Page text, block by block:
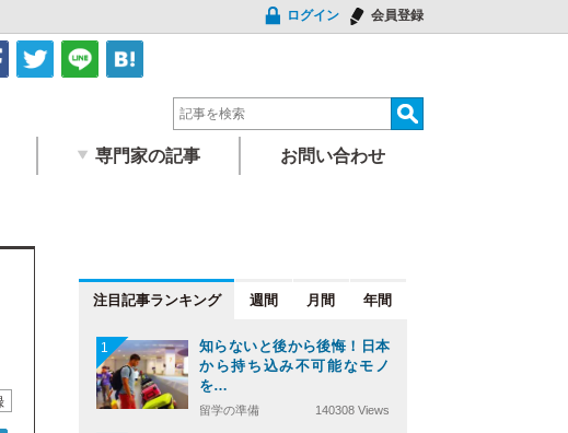
ログイン 会員登録
専門家の記事 お問い合わせ
注目記事 週間 月間 年間
1
知らないと後から後悔！日本
から持ち込み不可能なモノ
を…
留学の準備 140308 Views